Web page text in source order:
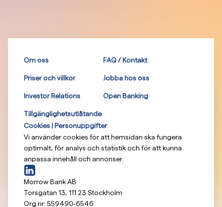
Om oss FAQ / Kontakt
Priser och villkor Jobba hos oss
Investor Relations Open Banking
Tillgänglighetsutlåtande
Cookies | Personuppgifter
Vi använder cookies för att hemsidan ska fungera
optimalt, för analys och statistik och för att kunna
anpassa innehåll och annonser.
Morrow Bank AB
Torsgatan 13, 111 23 Stockholm
Org.nr: 559490-6546